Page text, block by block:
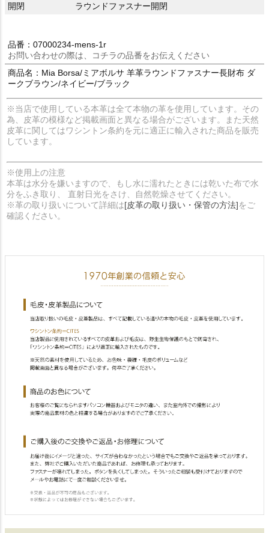
開閉
ラウンドファスナー開閉
品番：07000234-mens-1r
お問い合わせの際は、コチラの品番をお伝えください
商品名：Mia Borsa/ミアボルサ 羊革ラウンドファスナー長財布 ダ
ークブラウン/ネイビー/ブラック
※当店で使用している本革は全て本物の革を使用しています。その
為、皮革の模様など掲載画面と異なる場合がございます。また天然
皮革に関してはワシントン条約を元に適正に輸入された商品を販売
しています。
※使用上の注意
本革は水分を嫌いますので、もし水に濡れたときには乾いた布で水
分をふき取り、 直射日光をさけ、自然乾燥させてください。
※革の取り扱いについて詳細は[皮革の取り扱い・保管の方法]をご
確認ください。